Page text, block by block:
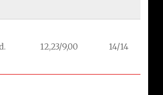
12,23/9,00 14/14